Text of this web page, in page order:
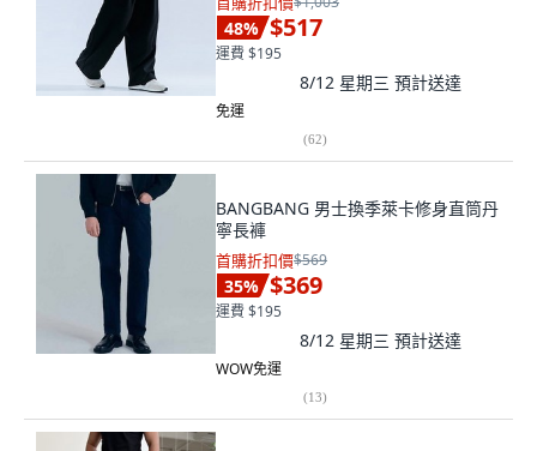
48% $517
運費 $195
8/12 星期三 預計送達
免運
(62)
BANGBANG 男士換季萊卡修身直筒丹
寧長褲
首購折扣價$569
35% $369
運費 $195
8/12 星期三 預計送達
WOW免運
(13)